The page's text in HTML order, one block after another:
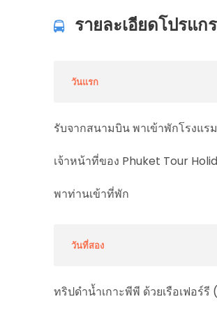
รายละเอียดโปรแก
วันแรก
รับจากสนามบิน พาเข้าพักโรงแรม
เจ้าหน้าที่ของ Phuket Tour
พาท่านเข้าที่พัก
วันที่สอง
ทริปดำน้ำเกาะพีพี ด้วยเรือเฟอร์รี